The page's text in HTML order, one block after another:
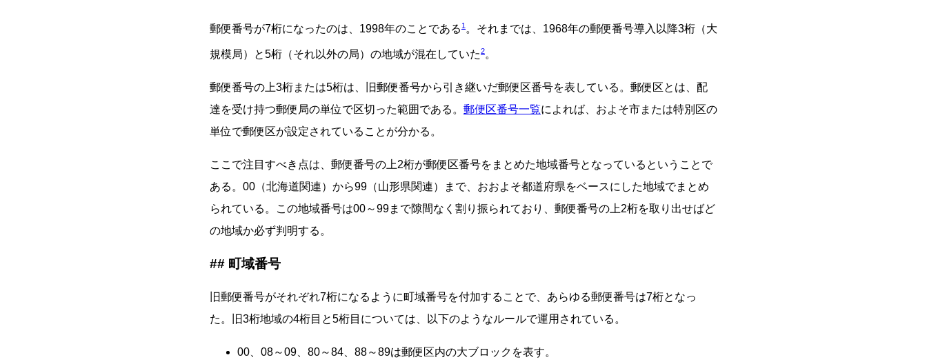
郵便番号が7桁になったのは、1998年のことである 1 。それまでは、1968年の郵便番号導入以降3桁（大
規模局）と5桁（それ以外の局）の地域が混在していた2。
郵便番号の上3桁または5桁は、旧郵便番号から引き継いだ郵便区番号を表している。郵便区とは、配
達を受け持つ郵便局の単位で区切った範囲である。 郵便区番号一覧によれば、およそ市または特別区の
単位で郵便区が設定されていることが分かる。
ここで注目すべき点は、郵便番号の上2桁が郵便区番号をまとめた地域番号となっているということで
ある。00（北海道関連）から99（山形県関連）まで、おおよそ都道府県をベースにした地域でまとめ
られている。この地域番号は00～99まで隙間なく割り振られており、郵便番号の上2桁を取り出せばど
の地域か必ず判明する。
町域番号
旧郵便番号がそれぞれ7桁になるように町域番号を付加することで、あらゆる郵便番号は7桁となっ
た。旧3桁地域の4桁目と5桁目については、以下のようなルールで運用されている。
00、08～09、80～84、88～89は郵便区内の大ブロックを表す。